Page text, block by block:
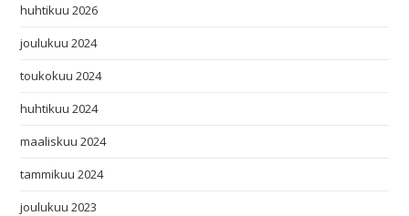
huhtikuu 2026
joulukuu 2024
toukokuu 2024
huhtikuu 2024
maaliskuu 2024
tammikuu 2024
joulukuu 2023